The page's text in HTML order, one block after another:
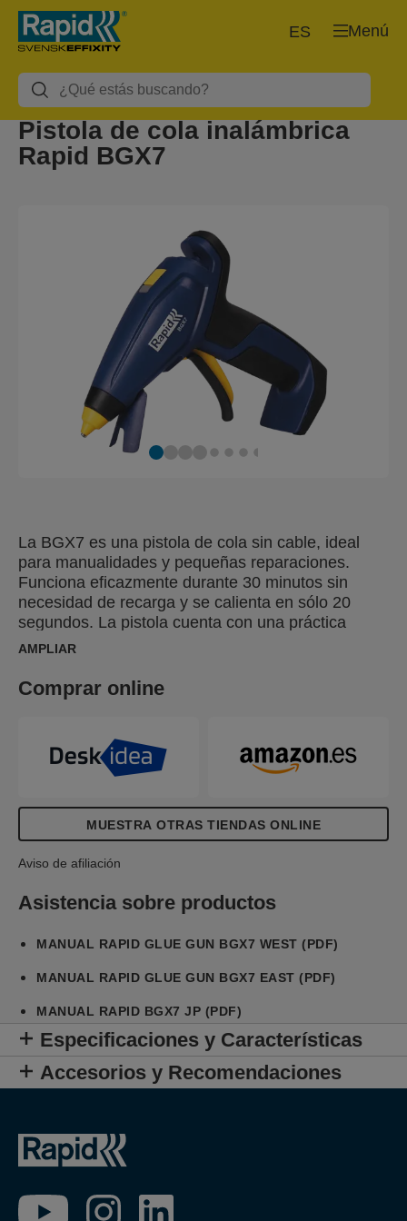
Menú
ES
Pistola de cola inalámbrica
Rapid BGX7
La BGX7 es una pistola de cola sin cable, ideal
para manualidades y pequeñas reparaciones.
Funciona eficazmente durante 30 minutos sin
necesidad de recarga y se calienta en sólo 20
segundos. La pistola cuenta con una práctica
función de apagado automático que ahorra batería
encendida por accidente. Su diseño ergonómico,
que incluye un mango de agarre suave y un gatillo
y la facilidad de uso, mientras que la base de
goma aumenta la estabilidad cuando la pistola
está sobre una superficie de trabajo. Alimentada
por una batería de 3,6 V, la BGX7 puede
recargarse a través de su práctico puerto micro-
USB en menos de dos horas.
AMPLIAR
Comprar online
MUESTRA OTRAS TIENDAS ONLINE
Aviso de afiliación
Asistencia sobre productos
MANUAL RAPID GLUE GUN BGX7 WEST (PDF)
MANUAL RAPID GLUE GUN BGX7 EAST (PDF)
MANUAL RAPID BGX7 JP (PDF)
Especificaciones y Características
Accesorios y Recomendaciones